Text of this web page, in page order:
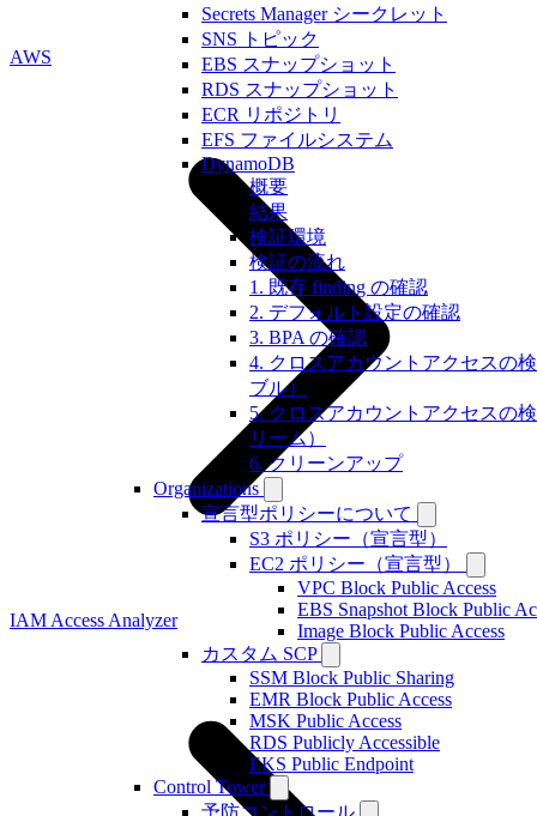
Secrets Manager シークレット
SNS トピック
EBS スナップショット
RDS スナップショット
ECR リポジトリ
EFS ファイルシステム
DynamoDB
概要
結果
検証環境
検証の流れ
1. 既存 finding の確認
2. デフォルト設定の確認
3. BPA の確認
4. クロスアカウントアクセスの
ブル）
5. クロスアカウントアクセスの
リーム）
6. クリーンアップ
Organizations
宣言型ポリシーについて
S3 ポリシー（宣言型）
EC2 ポリシー（宣言型）
VPC Block Public Access
EBS Snapshot Block Public
Image Block Public Access
カスタム SCP
SSM Block Public Sharing
EMR Block Public Access
MSK Public Access
RDS Publicly Accessible
EKS Public Endpoint
Control Tower
予防コントロール
AWS
IAM Access Analyzer